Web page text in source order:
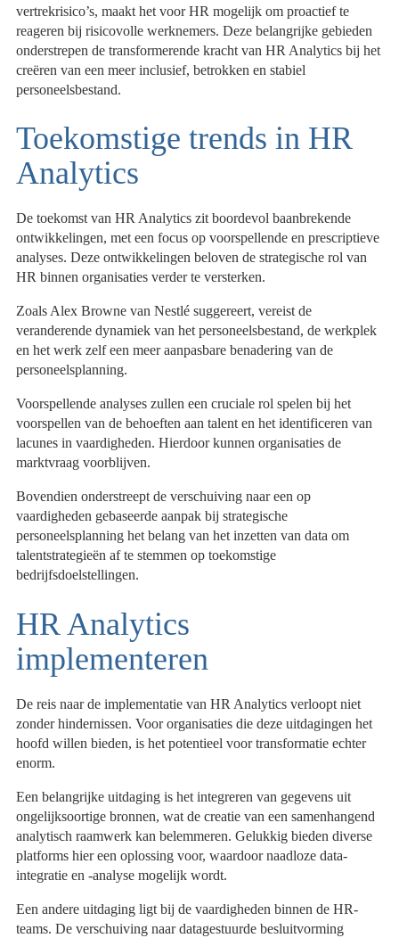
vertrekrisico’s, maakt het voor HR mogelijk om proactief te
reageren bij risicovolle werknemers. Deze belangrijke gebieden
onderstrepen de transformerende kracht van HR Analytics bij het
creëren van een meer inclusief, betrokken en stabiel
personeelsbestand.
Toekomstige trends in HR
Analytics
De toekomst van HR Analytics zit boordevol baanbrekende
ontwikkelingen, met een focus op voorspellende en prescriptieve
analyses. Deze ontwikkelingen beloven de strategische rol van
HR binnen organisaties verder te versterken.
Zoals Alex Browne van Nestlé suggereert, vereist de
veranderende dynamiek van het personeelsbestand, de werkplek
en het werk zelf een meer aanpasbare benadering van de
personeelsplanning.
Voorspellende analyses zullen een cruciale rol spelen bij het
voorspellen van de behoeften aan talent en het identificeren van
lacunes in vaardigheden. Hierdoor kunnen organisaties de
marktvraag voorblijven.
Bovendien onderstreept de verschuiving naar een op
vaardigheden gebaseerde aanpak bij strategische
personeelsplanning het belang van het inzetten van data om
talentstrategieën af te stemmen op toekomstige
bedrijfsdoelstellingen.
HR Analytics
implementeren
De reis naar de implementatie van HR Analytics verloopt niet
zonder hindernissen. Voor organisaties die deze uitdagingen het
hoofd willen bieden, is het potentieel voor transformatie echter
enorm.
Een belangrijke uitdaging is het integreren van gegevens uit
ongelijksoortige bronnen, wat de creatie van een samenhangend
analytisch raamwerk kan belemmeren. Gelukkig bieden diverse
platforms hier een oplossing voor, waardoor naadloze data-
integratie en -analyse mogelijk wordt.
Een andere uitdaging ligt bij de vaardigheden binnen de HR-
teams. De verschuiving naar datagestuurde besluitvorming